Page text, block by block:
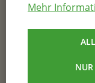
* Alle Preise
Versandkosten
Mehr